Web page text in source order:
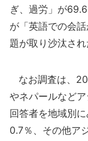
ぎ、過労」が
が「英語での会
題が取り沙汰され
なお調査は、
やネパールなど
回答者を地域別
0.7％、その他ア